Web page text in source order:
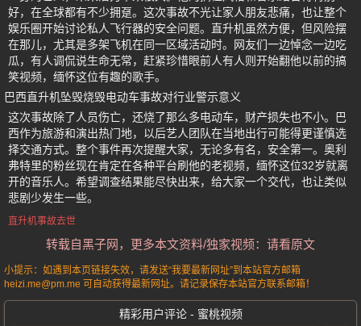
好，在全球都有不少拥趸。这次事故不光让家人朋友悲痛，也让整个
娱乐圈开始讨论私人飞行器的安全问题。直升机虽然方便，但风险摆
在那儿，尤其是多架飞机在同一区域活动时。网友们一边悼念一边吃
瓜，有人调侃说生命无常，赶紧珍惜眼前人有人则开始翻他以前的搞
笑视频，缅怀这位有趣的歌手。
巴西直升机坠毁烧毁电动车事故对行业警示意义
这次事故除了人员伤亡，还烧了那么多电动车，财产损失也不小。巴
西作为旅游和演出热门地，以后艺人团队在当地出行可能得更谨慎选
择交通方式。整个事件再次提醒大家，无论多有名，安全第一。奥利
弗特里的粉丝现在肯定在各种平台刷他的老视频，缅怀这位32岁就离
开的音乐人。希望调查结果能尽快出来，给大家一个交代，也让类似
悲剧少发生一些。
直升机事故去世
转载自黑子网，更多本文资料/独家视频：请看原文
小提示：如遇到本页链接失效，请发送“我要最新网址”到本站官方邮箱
heizi.me@pm.me 可自动获得最新网址。请记录保存本站官方联系邮箱！
精彩用户评论 - 蜜桃视频